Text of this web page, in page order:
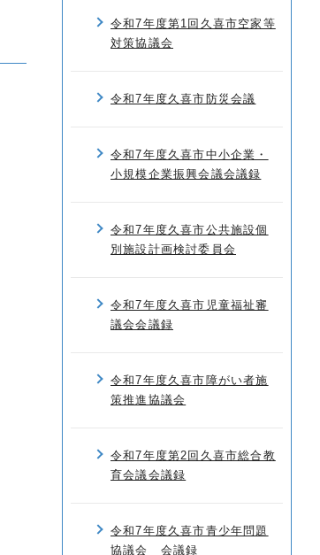
令和7年度第1回久喜市空家等
対策協議会
令和7年度久喜市防災会議
令和7年度久喜市中小企業・
小規模企業振興会議会議録
令和7年度久喜市公共施設個
別施設計画検討委員会
令和7年度久喜市児童福祉審
議会会議録
令和7年度久喜市障がい者施
策推進協議会
令和7年度第2回久喜市総合教
育会議会議録
令和7年度久喜市青少年問題
協議会 会議録